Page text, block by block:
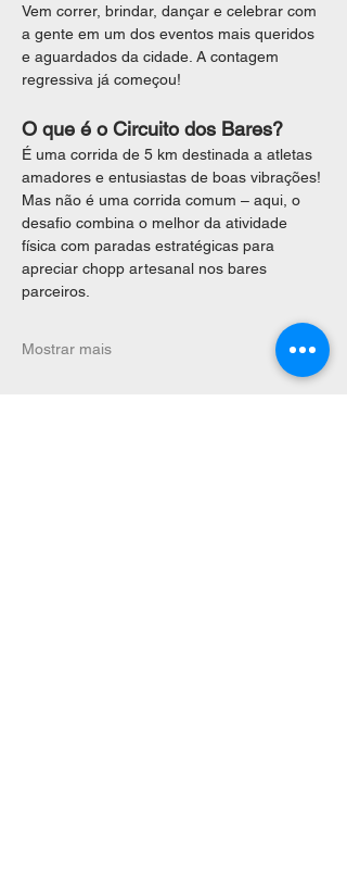
Vem correr, brindar, dançar e celebrar com
a gente em um dos eventos mais queridos
e aguardados da cidade. A contagem
regressiva já começou!
O que é o Circuito dos Bares?
É uma corrida de 5 km destinada a atletas
amadores e entusiastas de boas vibrações!
Mas não é uma corrida comum – aqui, o
desafio combina o melhor da atividade
física com paradas estratégicas para
apreciar chopp artesanal nos bares
parceiros.
Mostrar mais